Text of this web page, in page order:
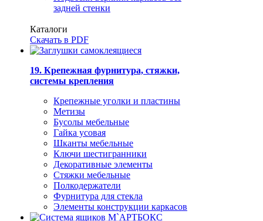
задней стенки
Каталоги
Скачать в PDF
19. Крепежная фурнитура, стяжки,
системы крепления
Крепежные уголки и пластины
Метизы
Бусолы мебельные
Гайка усовая
Шканты мебельные
Ключи шестигранники
Декоративные элементы
Стяжки мебельные
Полкодержатели
Фурнитура для стекла
Элементы конструкции каркасов